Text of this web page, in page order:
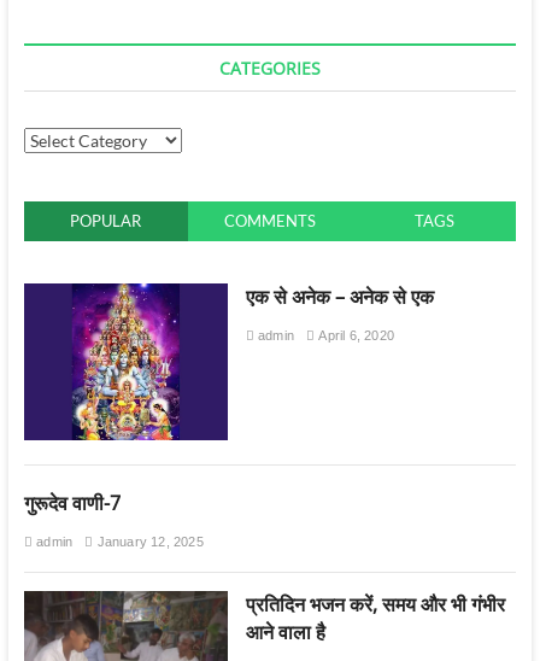
CATEGORIES
POPULAR COMMENTS TAGS
एक से अनेक – अनेक से एक
admin April 6, 2020
गुरूदेव वाणी-7
admin January 12, 2025
प्रतिदिन भजन करें, समय और भी गंभीर
आने वाला है